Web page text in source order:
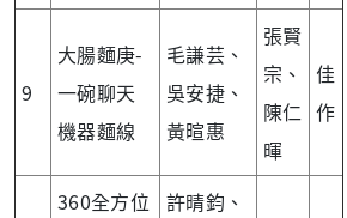
9
大腸麵庚-
一碗聊天
機器麵線
毛謙芸、
吳安捷、
黃暄惠
張賢
宗、
陳仁
暉
佳
作
360全方位
許晴鈞、